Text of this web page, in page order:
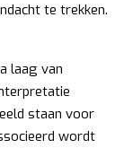
te trekken.
laag van
staan voor
wordt